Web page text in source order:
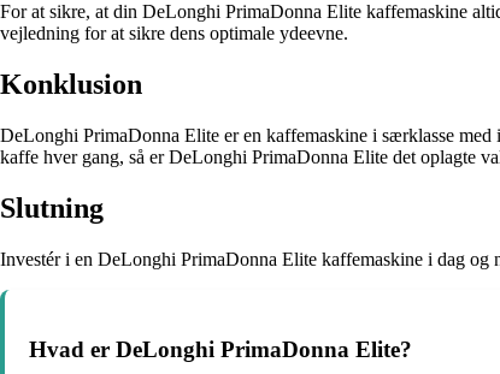
For at sikre, at din DeLonghi PrimaDonna Elite kaffemaskine
vejledning for at sikre dens optimale ydeevne.
Konklusion
DeLonghi PrimaDonna Elite er en kaffemaskine i særklasse
kaffe hver gang, så er DeLonghi PrimaDonna Elite det oplagte
Slutning
Investér i en DeLonghi PrimaDonna Elite kaffemaskine i dag
Hvad er DeLonghi PrimaDonna Elite?